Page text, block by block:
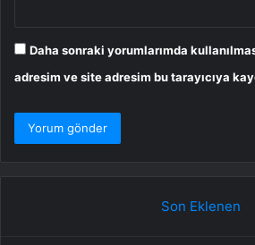
Daha sonraki yorumlarımda
adresim ve site adresim bu tarayıcıya
Son Eklenen